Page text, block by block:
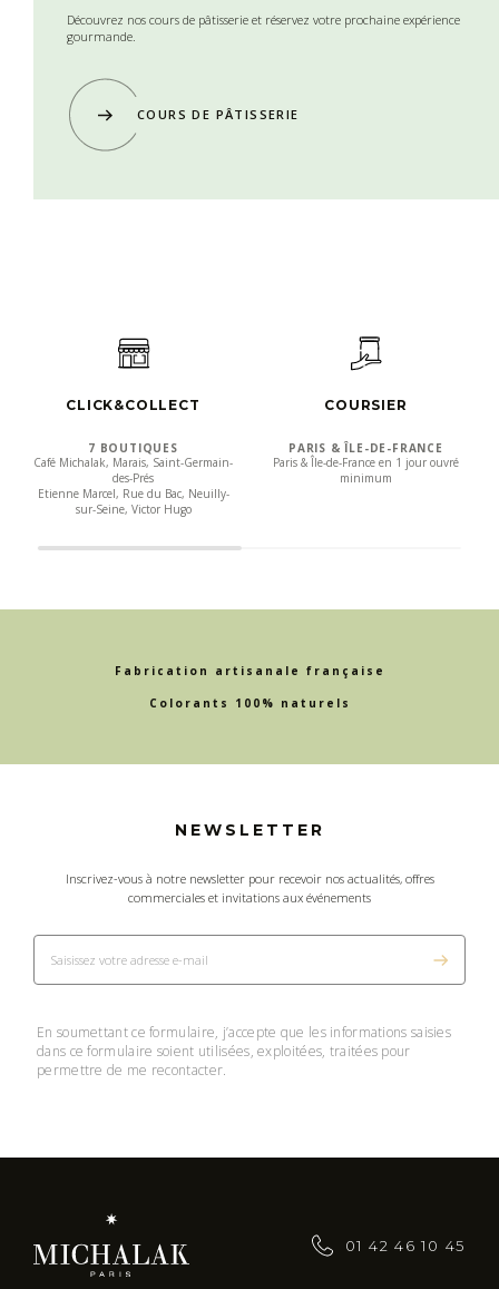
Découvrez nos cours de pâtisserie et réservez votre prochaine expérience
gourmande.
COURS DE PÂTISSERIE
CLICK&COLLECT
7 BOUTIQUES
Café Michalak, Marais, Saint-Germain-
des-Prés
Etienne Marcel, Rue du Bac, Neuilly-
sur-Seine, Victor Hugo
COURSIER
PARIS & ÎLE-DE-FRANCE
Paris & Île-de-France en 1 jour ouvré
minimum
Fabrication artisanale française
Colorants 100% naturels
NEWSLETTER
Inscrivez-vous à notre newsletter pour recevoir nos actualités, offres
commerciales et invitations aux événements
En soumettant ce formulaire, j’accepte que les informations saisies
dans ce formulaire soient utilisées, exploitées, traitées pour
permettre de me recontacter.
01 42 46 10 45